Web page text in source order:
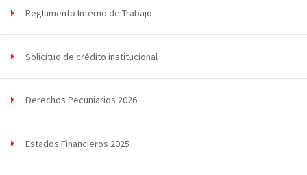
Reglamento Interno de Trabajo
Solicitud de crédito institucional
Derechos Pecuniarios 2026
Estados Financieros 2025